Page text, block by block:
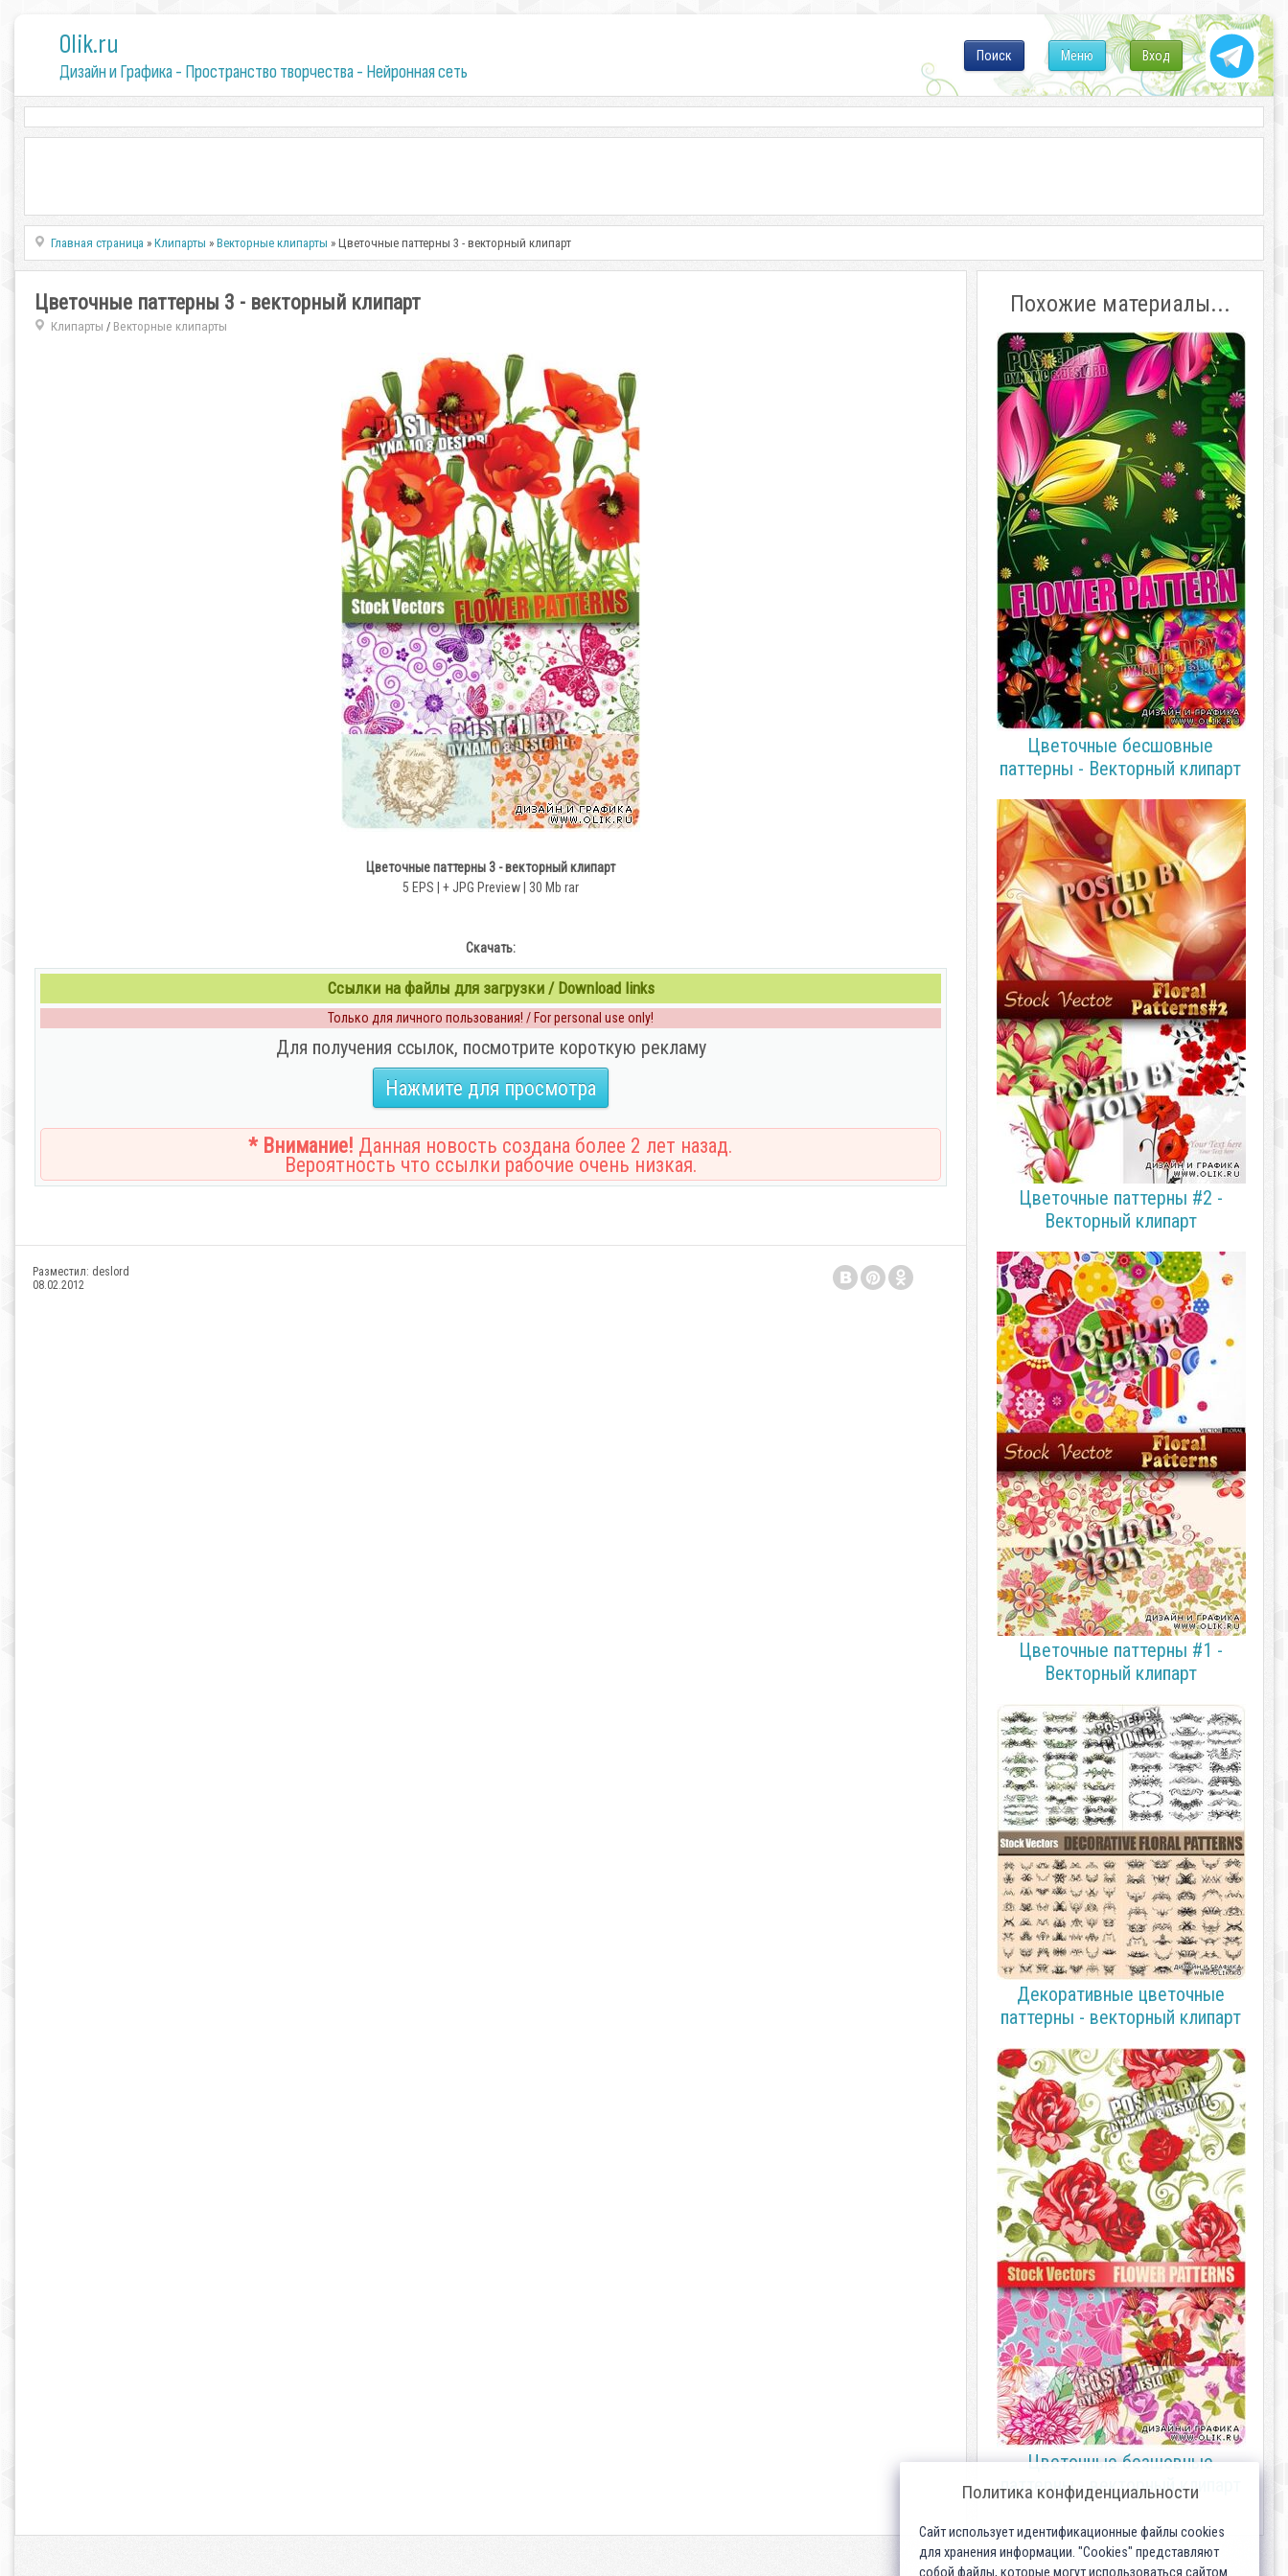
0lik.ru
Дизайн и Графика - Пространство творчества - Нейронная сеть
Вход
Меню
Поиск
Главная страница »Клипарты »Векторные клипарты » Цветочные паттерны 3 - векторный клипарт
Цветочные паттерны 3 - векторный клипарт
Клипарты / Векторные клипарты
Цветочные паттерны 3 - векторный клипарт
5 EPS | + JPG Preview | 30 Mb rar
Скачать:
Ссылки на файлы для загрузки / Download links
Только для личного пользования! / For personal use only!
Для получения ссылок, посмотрите короткую рекламу
Нажмите для просмотра
* Внимание! Данная новость создана более 2 лет назад.
Вероятность что ссылки рабочие очень низкая.
Разместил: deslord
08.02.2012
Похожие материалы...
Цветочные бесшовные
паттерны - Векторный клипарт
Цветочные паттерны #2 -
Векторный клипарт
Цветочные паттерны #1 -
Векторный клипарт
Декоративные цветочные
паттерны - векторный клипарт
Цветочные безшовные
паттерны - векторный клипарт
Политика конфиденциальности
Сайт использует идентификационные файлы cookies
для хранения информации. "Cookies" представляют
собой файлы, которые могут использоваться сайтом